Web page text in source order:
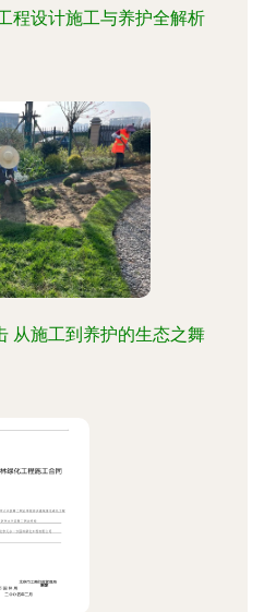
程设计施工与养护全解析
从施工到养护的生态之舞